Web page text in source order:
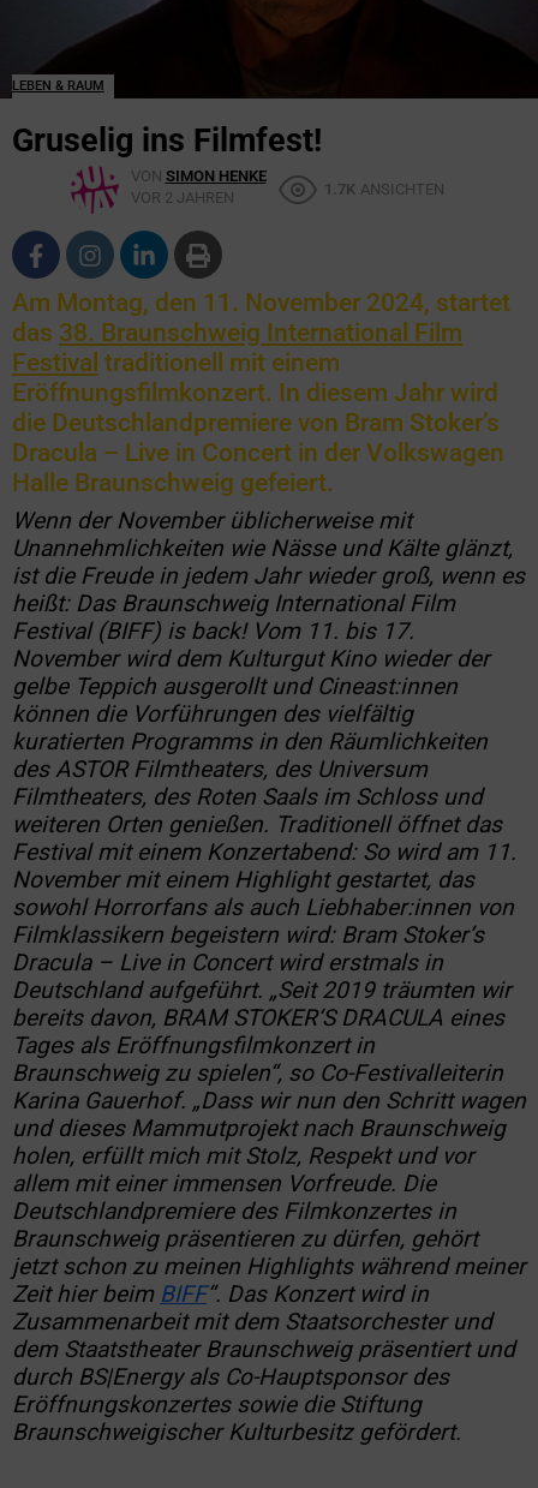
LEBEN & RAUM
Gruselig ins Filmfest!
VON SIMON HENKE
VOR 2 JAHREN
1.7K ANSICHTEN
Am Montag, den 11. November 2024, startet
das 38. Braunschweig International Film
Festival traditionell mit einem
Eröffnungsfilmkonzert. In diesem Jahr wird
die Deutschlandpremiere von Bram Stoker’s
Dracula – Live in Concert in der Volkswagen
Halle Braunschweig gefeiert.
Wenn der November üblicherweise mit
Unannehmlichkeiten wie Nässe und Kälte glänzt,
ist die Freude in jedem Jahr wieder groß, wenn es
heißt: Das Braunschweig International Film
Festival (BIFF) is back! Vom 11. bis 17.
November wird dem Kulturgut Kino wieder der
gelbe Teppich ausgerollt und Cineast:innen
können die Vorführungen des vielfältig
kuratierten Programms in den Räumlichkeiten
des ASTOR Filmtheaters, des Universum
Filmtheaters, des Roten Saals im Schloss und
weiteren Orten genießen. Traditionell öffnet das
Festival mit einem Konzertabend: So wird am 11.
November mit einem Highlight gestartet, das
sowohl Horrorfans als auch Liebhaber:innen von
Filmklassikern begeistern wird: Bram Stoker’s
Dracula – Live in Concert wird erstmals in
Deutschland aufgeführt. „Seit 2019 träumten wir
bereits davon, BRAM STOKER‘S DRACULA eines
Tages als Eröffnungsfilmkonzert in
Braunschweig zu spielen“, so Co-Festivalleiterin
Karina Gauerhof. „Dass wir nun den Schritt wagen
und dieses Mammutprojekt nach Braunschweig
holen, erfüllt mich mit Stolz, Respekt und vor
allem mit einer immensen Vorfreude. Die
Deutschlandpremiere des Filmkonzertes in
Braunschweig präsentieren zu dürfen, gehört
jetzt schon zu meinen Highlights während meiner
Zeit hier beim BIFF“. Das Konzert wird in
Zusammenarbeit mit dem Staatsorchester und
dem Staatstheater Braunschweig präsentiert und
durch BS|Energy als Co-Hauptsponsor des
Eröffnungskonzertes sowie die Stiftung
Braunschweigischer Kulturbesitz gefördert.